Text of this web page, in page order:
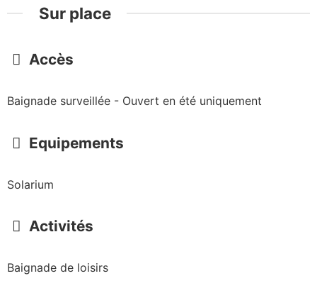
Sur place
Accès
Baignade surveillée - Ouvert en été uniquement
Equipements
Solarium
Activités
Baignade de loisirs